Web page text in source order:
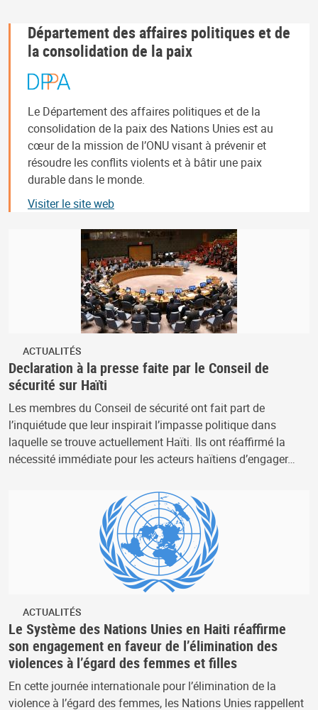
Département des affaires politiques et de
la consolidation de la paix
Le Département des affaires politiques et de la
consolidation de la paix des Nations Unies est au
cœur de la mission de l’ONU visant à prévenir et
résoudre les conflits violents et à bâtir une paix
durable dans le monde.
Visiter le site web
ACTUALITÉS
Declaration à la presse faite par le Conseil de
sécurité sur Haïti
Les membres du Conseil de sécurité ont fait part de
l’inquiétude que leur inspirait l’impasse politique dans
laquelle se trouve actuellement Haïti. Ils ont réaffirmé la
nécessité immédiate pour les acteurs haïtiens d’engager…
ACTUALITÉS
Le Système des Nations Unies en Haiti réaffirme
son engagement en faveur de l’élimination des
violences à l’égard des femmes et filles
En cette journée internationale pour l’élimination de la
violence à l’égard des femmes, les Nations Unies rappellent